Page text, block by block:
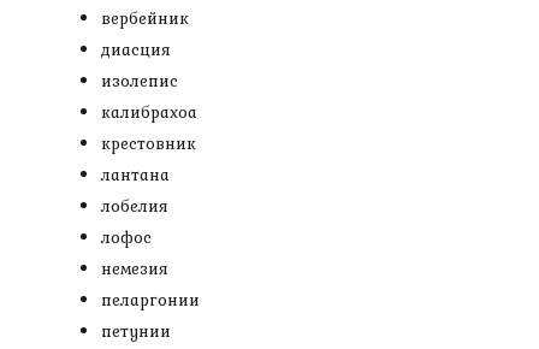
вербейник
диасция
изолепис
калибрахоа
крестовник
лантана
лобелия
лофос
немезия
пеларгонии
петунии